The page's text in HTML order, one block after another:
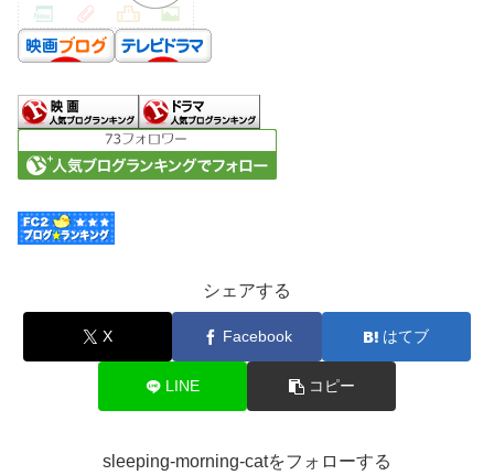
シェアする
X Facebook はてブ
LINE コピー
sleeping-morning-catをフォローする